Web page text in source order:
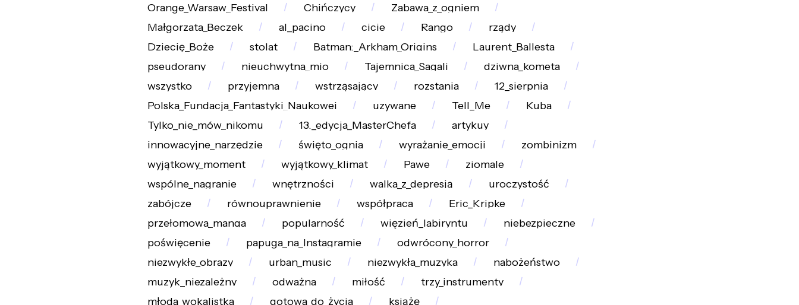
Orange_Warsaw_Festival
Chińczycy
Zabawa_z_ogniem
Małgorzata_Beczek
al_pacino cicie Rango
rządy
Dziecię_Boże
stolat Batman:_Arkham_Origins
Laurent_Ballesta
pseudorany
nieuchwytna_mio Tajemnica_Sagali
dziwna_kometa
wszystko
przyjemna wstrząsający rozstania
12_sierpnia
Polska_Fundacja_Fantastyki_Naukowej
uzywane Tell_Me
Kuba
Tylko_nie_mów_nikomu
13._edycja_MasterChefa
artykuy
innowacyjne_narzędzie
święto_ognia wyrażanie_emocji
zombinizm
wyjątkowy_moment
wyjątkowy_klimat Pawe
ziomale
wspólne_nagranie
wnętrzności walka_z_depresją
uroczystość
zabójcze
równouprawnienie współpraca
Eric_Kripke
przełomowa_manga
popularność więzień_labiryntu
niebezpieczne
poświęcenie
papuga_na_Instagramie
odwrócony_horror
niezwykłe_obrazy
urban_music niezwykła_muzyka
nabożeństwo
muzyk_niezależny
odważna miłość
trzy_instrumenty
młoda_wokalistka
gotowa_do_życia książę